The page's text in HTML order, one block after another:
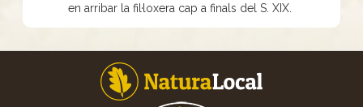
en arribar la fil·loxera cap a finals del S. XIX.